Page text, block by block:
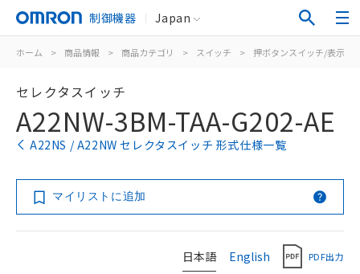
制御機器 Japan
ホーム > 商品情報 > 商品カテゴリ > スイッチ > 押ボタンスイッチ/表示灯
セレクタスイッチ
A22NW-3BM-TAA-G202-AE
A22NS / A22NW セレクタスイッチ 形式仕様一覧
マイリストに追加
日本語 English PDF出力